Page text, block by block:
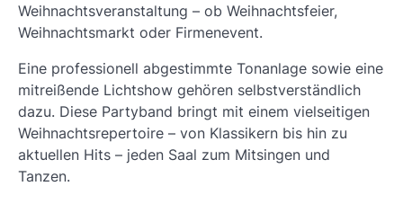
Weihnachtsveranstaltung – ob Weihnachtsfeier,
Weihnachtsmarkt oder Firmenevent.
Eine professionell abgestimmte Tonanlage sowie eine
mitreißende Lichtshow gehören selbstverständlich
dazu. Diese Partyband bringt mit einem vielseitigen
Weihnachtsrepertoire – von Klassikern bis hin zu
aktuellen Hits – jeden Saal zum Mitsingen und
Tanzen.